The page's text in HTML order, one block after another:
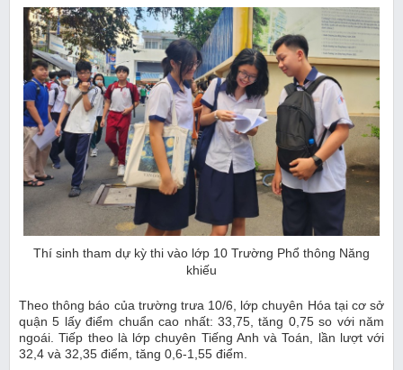
Thí sinh tham dự kỳ thi vào lớp 10 Trường Phổ thông Năng
khiếu
Theo thông báo của trường trưa 10/6, lớp chuyên Hóa tại cơ sở
quận 5 lấy điểm chuẩn cao nhất: 33,75, tăng 0,75 so với năm
ngoái. Tiếp theo là lớp chuyên Tiếng Anh và Toán, lần lượt với
32,4 và 32,35 điểm, tăng 0,6-1,55 điểm.